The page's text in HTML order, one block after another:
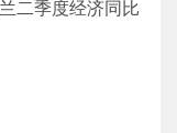
二季度经济同比